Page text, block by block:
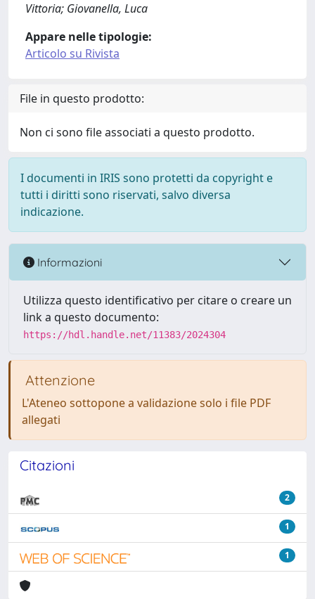
Vittoria; Giovanella, Luca
Appare nelle tipologie:
Articolo su Rivista
File in questo prodotto:
Non ci sono file associati a questo prodotto.
I documenti in IRIS sono protetti da copyright e
tutti i diritti sono riservati, salvo diversa
indicazione.
Informazioni
Utilizza questo identificativo per citare o creare un
link a questo documento:
https://hdl.handle.net/11383/2024304
Attenzione
L'Ateneo sottopone a validazione solo i file PDF
allegati
Citazioni
2
1
1